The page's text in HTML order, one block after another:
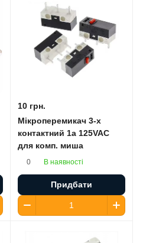
10 грн.
Мікроперемикач 3-х
контактний 1a 125VAC
для комп. миша
0 В наявності
Придбати